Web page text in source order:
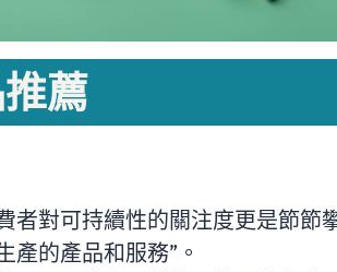
薦
者對可持續性的關注度更是節節
產的產品和服務”。